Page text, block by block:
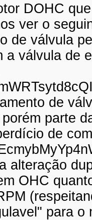
DOHC
ver o
de válvula
a válvula de
de
parte
de
alteração
OHC
para